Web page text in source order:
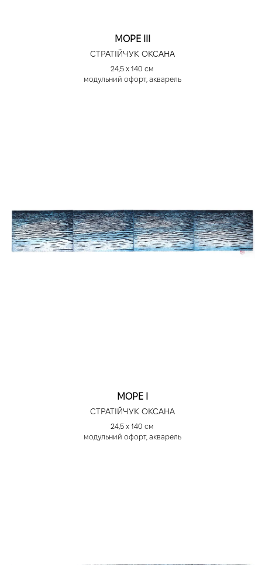
МОРЕ ІІІ
СТРАТІЙЧУК ОКСАНА
24,5 х 140 см
модульний офорт, акварель
МОРЕ І
СТРАТІЙЧУК ОКСАНА
24,5 х 140 см
модульний офорт, акварель